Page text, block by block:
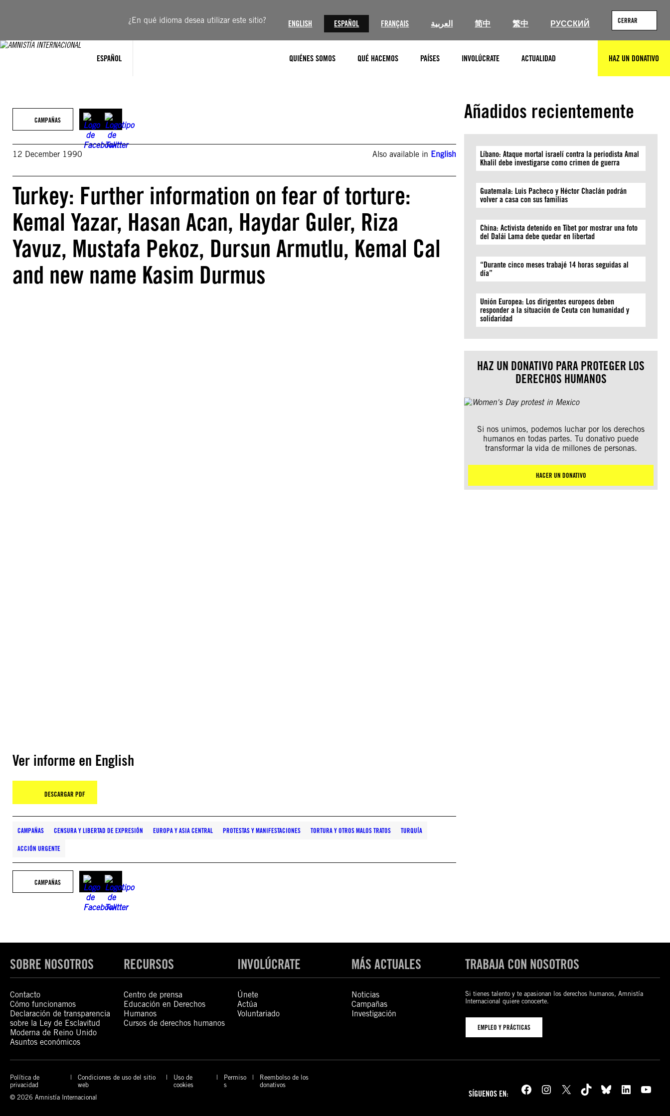
¿En qué idioma desea utilizar este sitio? ENGLISH ESPAÑOL FRANÇAIS العربية 简中 繁中 РУССКИЙ CERRAR
ESPAÑOL QUIÉNES SOMOS QUÉ HACEMOS PAÍSES INVOLÚCRATE ACTUALIDAD HAZ UN DONATIVO
CAMPAÑAS
12 December 1990 Also available in English
Turkey: Further information on fear of torture:
Kemal Yazar, Hasan Acan, Haydar Guler, Riza
Yavuz, Mustafa Pekoz, Dursun Armutlu, Kemal Cal
and new name Kasim Durmus
Ver informe en English
DESCARGAR PDF
CAMPAÑAS CENSURA Y LIBERTAD DE EXPRESIÓN EUROPA Y ASIA CENTRAL PROTESTAS Y MANIFESTACIONES TORTURA Y OTROS MALOS TRATOS TURQUÍA
ACCIÓN URGENTE
CAMPAÑAS
Añadidos recientemente
Líbano: Ataque mortal israelí contra la periodista Amal
Khalil debe investigarse como crimen de guerra
Guatemala: Luis Pacheco y Héctor Chaclán podrán
volver a casa con sus familias
China: Activista detenido en Tíbet por mostrar una foto
del Dalái Lama debe quedar en libertad
“Durante cinco meses trabajé 14 horas seguidas al
día”
Unión Europea: Los dirigentes europeos deben
responder a la situación de Ceuta con humanidad y
solidaridad
HAZ UN DONATIVO PARA PROTEGER LOS
DERECHOS HUMANOS
Si nos unimos, podemos luchar por los derechos
humanos en todas partes. Tu donativo puede
transformar la vida de millones de personas.
HACER UN DONATIVO
SOBRE NOSOTROS
Contacto
Cómo funcionamos
Declaración de transparencia
sobre la Ley de Esclavitud
Moderna de Reino Unido
Asuntos económicos
RECURSOS
Centro de prensa
Educación en Derechos
Humanos
Cursos de derechos humanos
INVOLÚCRATE
Únete
Actúa
Voluntariado
MÁS ACTUALES
Noticias
Campañas
Investigación
TRABAJA CON NOSOTROS
Si tienes talento y te apasionan los derechos humanos, Amnistía
Internacional quiere conocerte.
EMPLEO Y PRÁCTICAS
Política de
privacidad
Condiciones de uso del sitio
web
Uso de
cookies
Permiso
s
Reembolso de los
donativos
© 2026 Amnistía Internacional
SÍGUENOS EN: Facebook Instagram X TikTok Bluesky LinkedIn YouTube